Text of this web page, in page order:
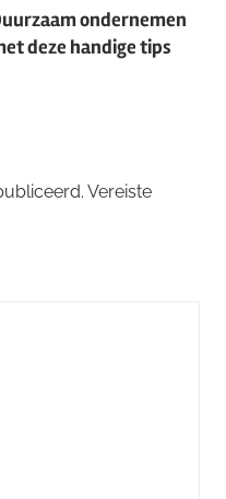
ondernemen
deze handige tips
Vereiste